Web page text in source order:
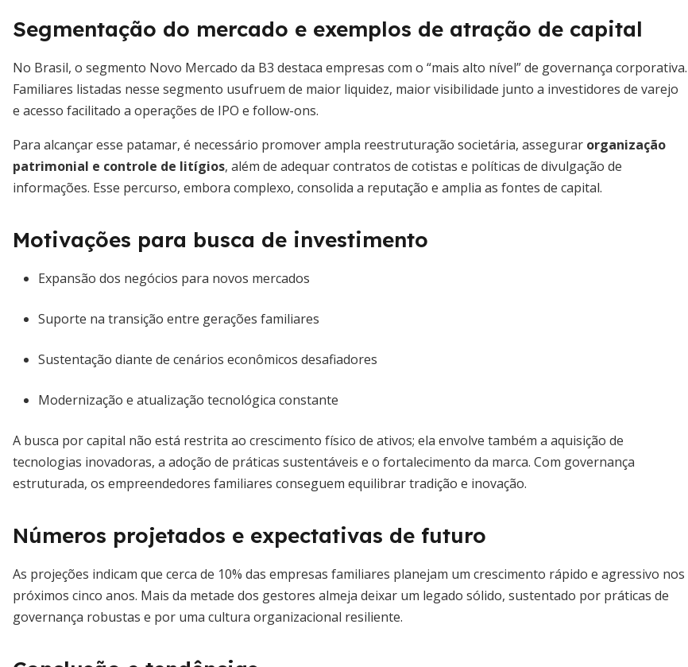
Segmentação do mercado e exemplos de atração de capital
No Brasil, o segmento Novo Mercado da B3 destaca empresas com o “mais alto nível” de governança corporativa.
Familiares listadas nesse segmento usufruem de maior liquidez, maior visibilidade junto a investidores de varejo
e acesso facilitado a operações de IPO e follow-ons.
Para alcançar esse patamar, é necessário promover ampla reestruturação societária, assegurar organização
patrimonial e controle de litígios, além de adequar contratos de cotistas e políticas de divulgação de
informações. Esse percurso, embora complexo, consolida a reputação e amplia as fontes de capital.
Motivações para busca de investimento
Expansão dos negócios para novos mercados
Suporte na transição entre gerações familiares
Sustentação diante de cenários econômicos desafiadores
Modernização e atualização tecnológica constante
A busca por capital não está restrita ao crescimento físico de ativos; ela envolve também a aquisição de
tecnologias inovadoras, a adoção de práticas sustentáveis e o fortalecimento da marca. Com governança
estruturada, os empreendedores familiares conseguem equilibrar tradição e inovação.
Números projetados e expectativas de futuro
As projeções indicam que cerca de 10% das empresas familiares planejam um crescimento rápido e agressivo nos
próximos cinco anos. Mais da metade dos gestores almeja deixar um legado sólido, sustentado por práticas de
governança robustas e por uma cultura organizacional resiliente.